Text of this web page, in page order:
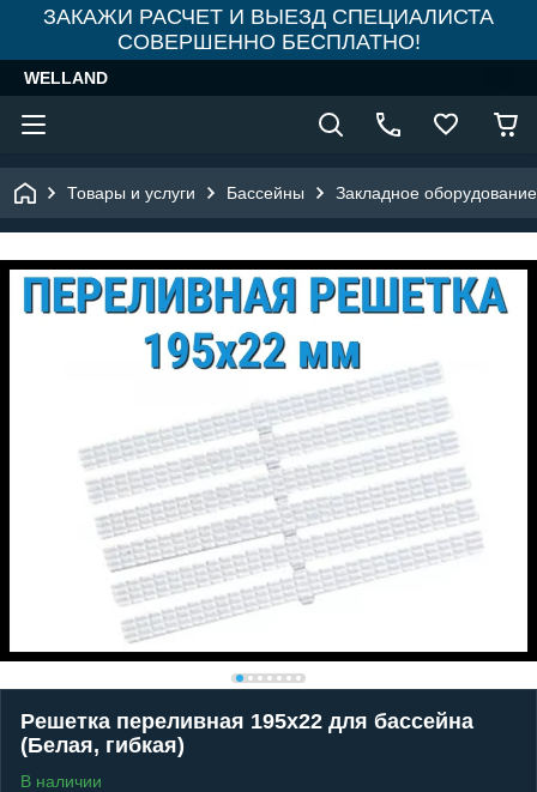
ЗАКАЖИ РАСЧЕТ И ВЫЕЗД СПЕЦИАЛИСТА
СОВЕРШЕННО БЕСПЛАТНО!
WELLAND
Товары и услуги Бассейны Закладное
Решетка переливная 195x22 для бассейна
(Белая, гибкая)
В наличии